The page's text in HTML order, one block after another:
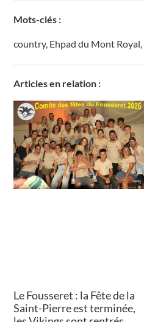
Mots-clés :
country, Ehpad du Mont Royal,
Articles en relation :
Le Fousseret : la Fête de la
Saint-Pierre est terminée,